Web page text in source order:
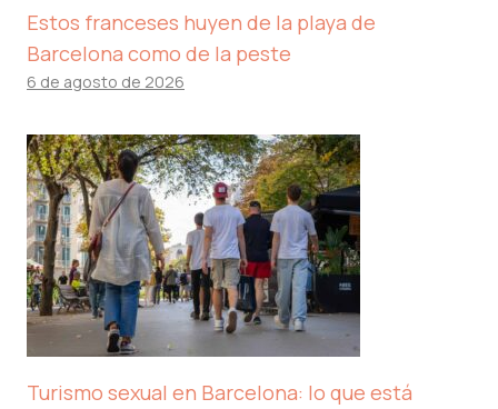
Estos franceses huyen de la playa de
Barcelona como de la peste
6 de agosto de 2026
Turismo sexual en Barcelona: lo que está